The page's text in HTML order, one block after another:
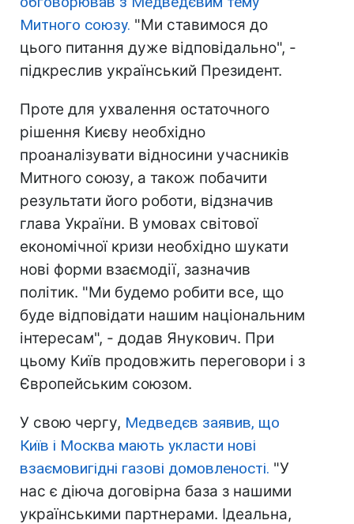
Митного союзу. "Ми ставимося до
цього питання дуже відповідально", -
підкреслив український Президент.
Проте для ухвалення остаточного
рішення Києву необхідно
проаналізувати відносини учасників
Митного союзу, а також побачити
результати його роботи, відзначив
глава України. В умовах світової
економічної кризи необхідно шукати
нові форми взаємодії, зазначив
політик. "Ми будемо робити все, що
буде відповідати нашим національним
інтересам", - додав Янукович. При
цьому Київ продовжить переговори і з
Європейським союзом.
У свою чергу, Медведєв заявив, що
Київ і Москва мають укласти нові
взаємовигідні газові домовленості. "У
нас є діюча договірна база з нашими
українськими партнерами. Ідеальна,